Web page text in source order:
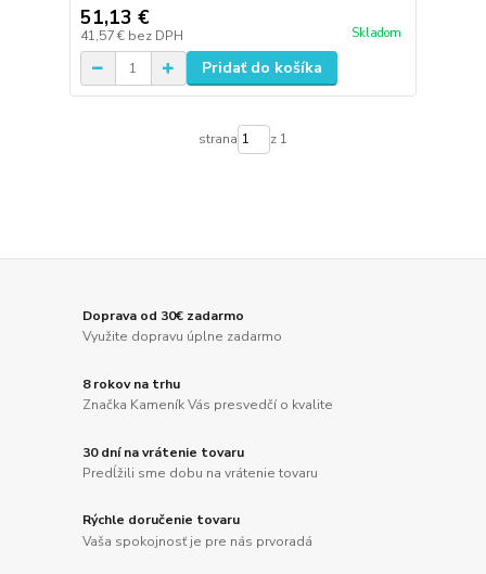
51,13 €
41,57 € bez DPH Skladom
Pridať do košíka
strana z 1
Doprava od 30€ zadarmo
Využite dopravu úplne zadarmo
8 rokov na trhu
Značka Kameník Vás presvedčí o kvalite
30 dní na vrátenie tovaru
Predĺžili sme dobu na vrátenie tovaru
Rýchle doručenie tovaru
Vaša spokojnosť je pre nás prvoradá